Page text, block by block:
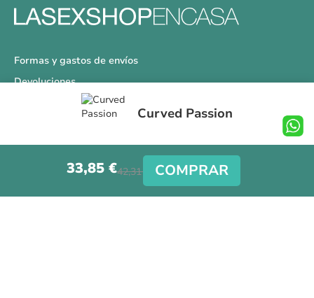
Curved Passion
33,85 €42,31 € COMPRAR
Formas y gastos de envíos
Devoluciones
Información Tallas
Nuestra Tienda
Aviso Legal
Síguenos en nuestras redes sociales